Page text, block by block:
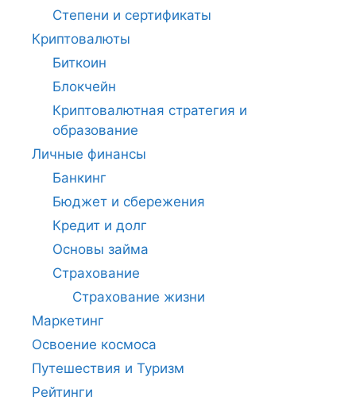
Степени и сертификаты
Криптовалюты
Биткоин
Блокчейн
Криптовалютная стратегия и
образование
Личные финансы
Банкинг
Бюджет и сбережения
Кредит и долг
Основы займа
Страхование
Страхование жизни
Маркетинг
Освоение космоса
Путешествия и Туризм
Рейтинги